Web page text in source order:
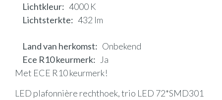
Lichtkleur
4000 K
Lichtsterkte
432 lm
Land van herkomst
Onbekend
Ece R10 keurmerk
Ja
Met ECE R10 keurmerk!
LED plafonnière rechthoek, trio LED 72*SMD301